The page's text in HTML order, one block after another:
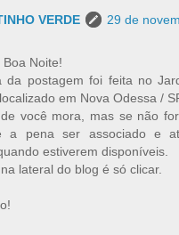
VERDE
29 de
Noite!
da postagem foi feita no
em Nova Odessa /
você mora, mas se não
a pena ser associado e
estiverem disponíveis.
lateral do blog é só clicar.